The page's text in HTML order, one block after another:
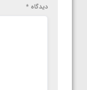
دیدگاه *